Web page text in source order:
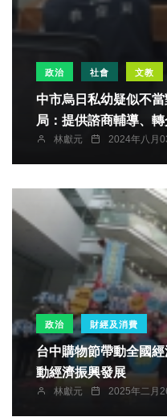
政治 社會 文教
中市烏日私幼疑似不當對
局：提供諮商輔導、
林獻元 2024年八月
政治 財經及消費
台中購物節帶動全國經濟產
動經濟振興發展
林獻元 2025年二月